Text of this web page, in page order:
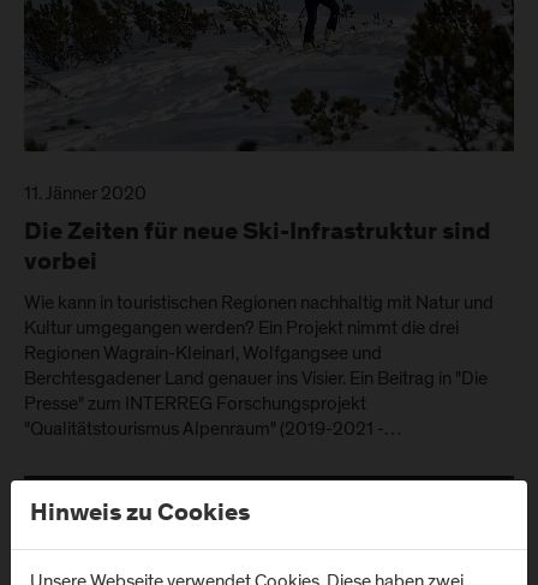
11. Jänner 2020
Die Zeiten für neue Ski-Infrastruktur sind
vorbei
Wie kann in touristischen Regionen nachhaltig mit Natur und
Kultur umgegangen werden? Ein Projekt nimmt die drei
Regionen Wagrain-Kleinarl, Wolfgangsee und
Berchtesgadener Land genauer ins Visier. Ein Beitrag in "Die
Presse" zum INTERREG Forschungsprojekt
"Qualitätstourismus Alpenraum" (2019-2021 -…
Hinweis zu Cookies